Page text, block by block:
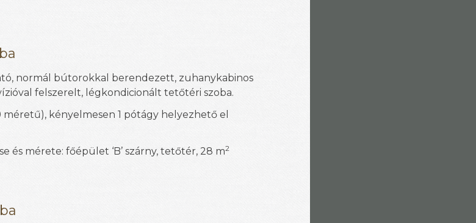
normál bútorokkal berendezett, zuhanykabinos
felszerelt, légkondicionált tetőtéri szoba.
méretű), kényelmesen 1 pótágy helyezhető el
és mérete: főépület ‘B’ szárny, tetőtér, 28 m2